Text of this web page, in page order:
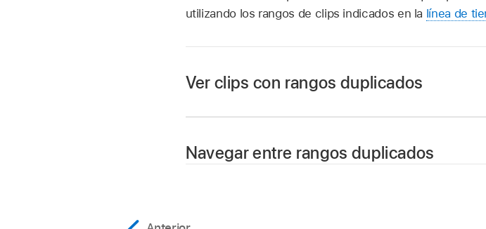
utilizando los rangos de clips indicados en la línea de
Ver clips con rangos duplicados
Navegar entre rangos duplicados